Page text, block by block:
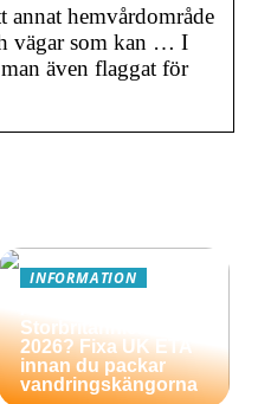
hemvårdområde
vägar som kan … I
även flaggat för
INFORMATION
Storbritannien
2026? Fixa UK ETA
innan du packar
vandringskängorna